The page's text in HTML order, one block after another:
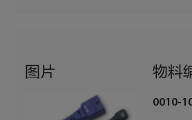
图片 物料
0010-